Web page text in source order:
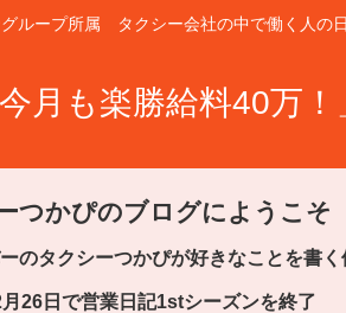
ループ所属 タクシー会社の中で働く人の
月も楽勝給料40万
つかぴのブログにようこそ
のタクシーつかぴが好きなことを書く
26日で営業日記1stシーズンを終了